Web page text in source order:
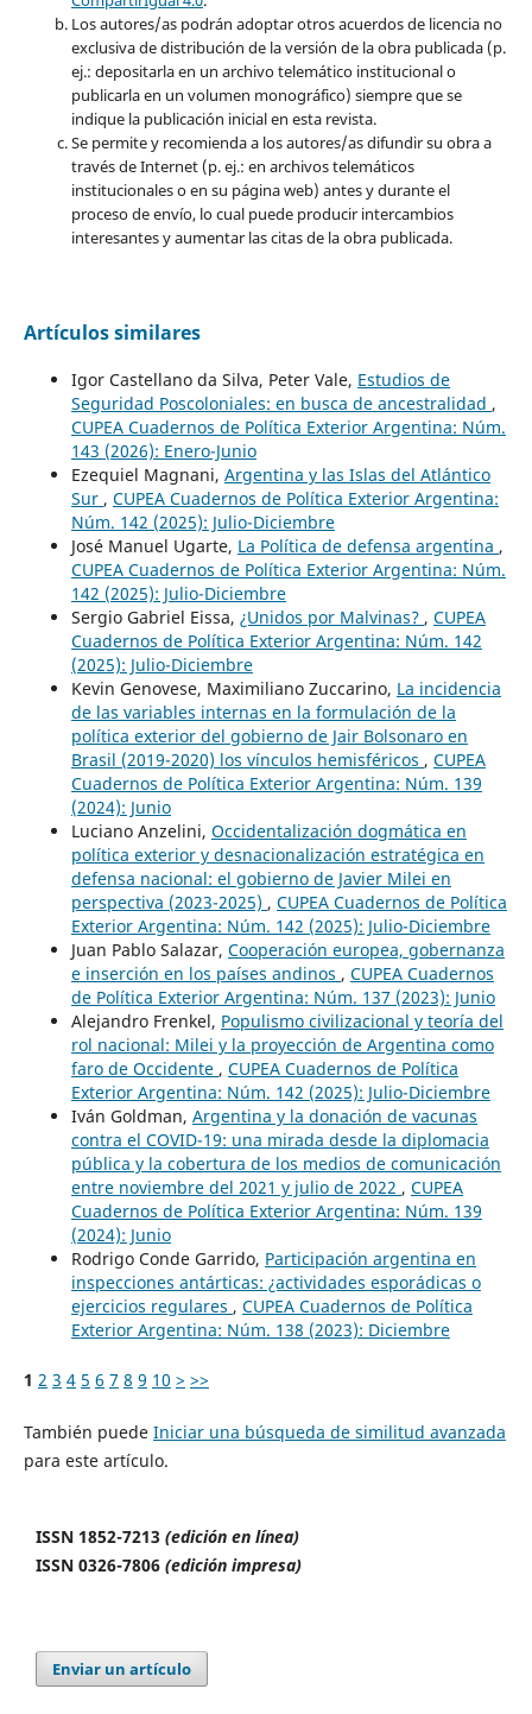
Los autores/as podrán adoptar otros acuerdos de licencia no
exclusiva de distribución de la versión de la obra publicada (p.
ej.: depositarla en un archivo telemático institucional o
publicarla en un volumen monográfico) siempre que se
indique la publicación inicial en esta revista.
Se permite y recomienda a los autores/as difundir su obra a
través de Internet (p. ej.: en archivos telemáticos
institucionales o en su página web) antes y durante el
proceso de envío, lo cual puede producir intercambios
interesantes y aumentar las citas de la obra publicada.
Artículos similares
Igor Castellano da Silva, Peter Vale, Estudios de
Seguridad Poscoloniales: en busca de ancestralidad ,
CUPEA Cuadernos de Política Exterior Argentina: Núm.
143 (2026): Enero-Junio
Ezequiel Magnani, Argentina y las Islas del Atlántico
Sur , CUPEA Cuadernos de Política Exterior Argentina:
Núm. 142 (2025): Julio-Diciembre
José Manuel Ugarte, La Política de defensa argentina ,
CUPEA Cuadernos de Política Exterior Argentina: Núm.
142 (2025): Julio-Diciembre
Sergio Gabriel Eissa, ¿Unidos por Malvinas? , CUPEA
Cuadernos de Política Exterior Argentina: Núm. 142
(2025): Julio-Diciembre
Kevin Genovese, Maximiliano Zuccarino, La incidencia
de las variables internas en la formulación de la
política exterior del gobierno de Jair Bolsonaro en
Brasil (2019-2020) los vínculos hemisféricos , CUPEA
Cuadernos de Política Exterior Argentina: Núm. 139
(2024): Junio
Luciano Anzelini, Occidentalización dogmática en
política exterior y desnacionalización estratégica en
defensa nacional: el gobierno de Javier Milei en
perspectiva (2023-2025) , CUPEA Cuadernos de Política
Exterior Argentina: Núm. 142 (2025): Julio-Diciembre
Juan Pablo Salazar, Cooperación europea, gobernanza
e inserción en los países andinos , CUPEA Cuadernos
de Política Exterior Argentina: Núm. 137 (2023): Junio
Alejandro Frenkel, Populismo civilizacional y teoría del
rol nacional: Milei y la proyección de Argentina como
faro de Occidente , CUPEA Cuadernos de Política
Exterior Argentina: Núm. 142 (2025): Julio-Diciembre
Iván Goldman, Argentina y la donación de vacunas
contra el COVID-19: una mirada desde la diplomacia
pública y la cobertura de los medios de comunicación
entre noviembre del 2021 y julio de 2022 , CUPEA
Cuadernos de Política Exterior Argentina: Núm. 139
(2024): Junio
Rodrigo Conde Garrido, Participación argentina en
inspecciones antárticas: ¿actividades esporádicas o
ejercicios regulares , CUPEA Cuadernos de Política
Exterior Argentina: Núm. 138 (2023): Diciembre
1 2 3 4 5 6 7 8 9 10 > >>
También puede Iniciar una búsqueda de similitud avanzada
para este artículo.
ISSN 1852-7213 (edición en línea)
ISSN 0326-7806 (edición impresa)
Enviar un artículo